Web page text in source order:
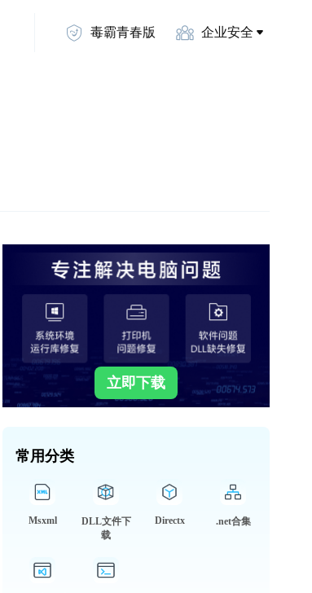
毒霸青春版 企业安全
立即下载
常用分类
Msxml
DLL文件下
载
Directx .net合集